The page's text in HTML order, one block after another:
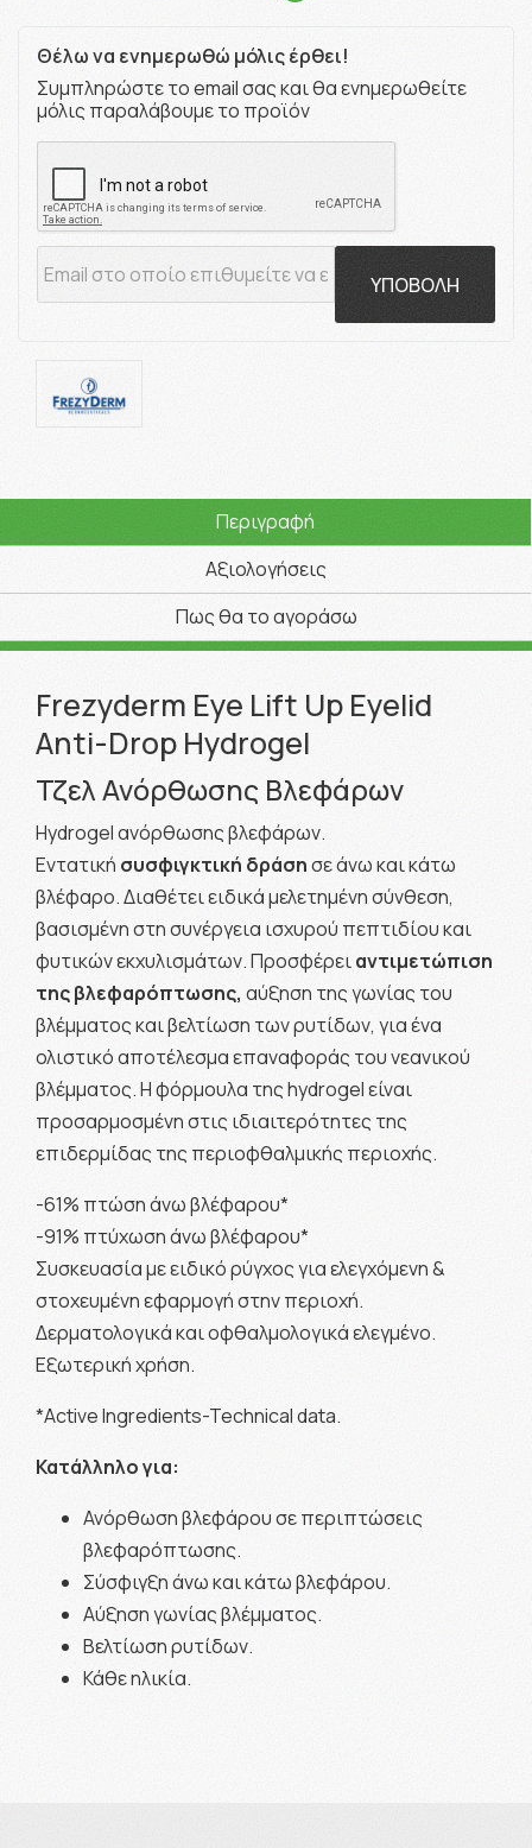
Θέλω να ενημερωθώ μόλις έρθει!
Συμπληρώστε το email σας και θα ενημερωθείτε
μόλις παραλάβουμε το προϊόν
ΥΠΟΒΟΛΗ
Περιγραφή
Αξιολογήσεις
Πως θα το αγοράσω
Frezyderm Eye Lift Up Eyelid
Anti-Drop Hydrogel
Τζελ Ανόρθωσης Βλεφάρων
Hydrogel ανόρθωσης βλεφάρων.
Εντατική συσφιγκτική δράσησε άνω και κάτω
βλέφαρο. Διαθέτει ειδικά μελετημένη σύνθεση,
βασισμένη στη συνέργεια ισχυρού πεπτιδίου και
φυτικών εκχυλισμάτων. Προσφέρειαντιμετώπιση
της βλεφαρόπτωσης, αύξηση της γωνίας του
βλέμματος και βελτίωση των ρυτίδων, για ένα
ολιστικό αποτέλεσμα επαναφοράς του νεανικού
βλέμματος. Η φόρμουλα της hydrogel είναι
προσαρμοσμένη στις ιδιαιτερότητες της
επιδερμίδας της περιοφθαλμικής περιοχής.
-61% πτώση άνω βλέφαρου*
-91% πτύχωση άνω βλέφαρου*
Συσκευασία με ειδικό ρύγχος για ελεγχόμενη &
στοχευμένη εφαρμογή στην περιοχή.
Δερματολογικά και οφθαλμολογικά ελεγμένο.
Εξωτερική χρήση.
*Active Ingredients-Technical data.
Κατάλληλο για:
Ανόρθωση βλεφάρου σε περιπτώσεις
βλεφαρόπτωσης.
Σύσφιγξη άνω και κάτω βλεφάρου.
Αύξηση γωνίας βλέμματος.
Βελτίωση ρυτίδων.
Κάθε ηλικία.